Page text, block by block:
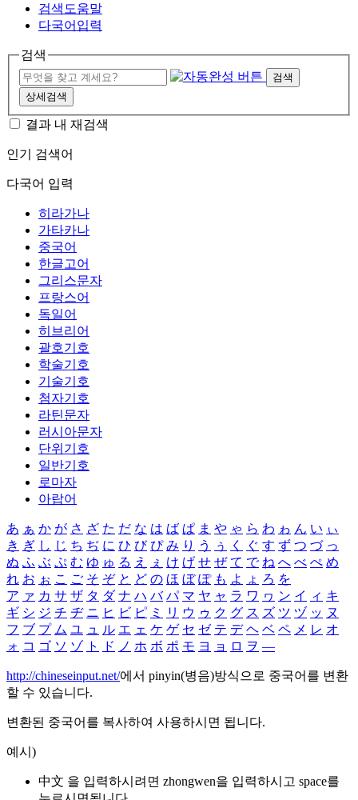
검색도움말
다국어입력
검색
검색
상세검색
결과 내 재검색
인기 검색어
다국어 입력
히라가나
가타카나
중국어
한글고어
그리스문자
프랑스어
독일어
히브리어
괄호기호
학술기호
기술기호
첨자기호
라틴문자
러시아문자
단위기호
일반기호
로마자
아랍어
あ ぁ か が さ ざ た だ な は ば ぱ ま や ゃ ら わ ゎ ん い ぃ
き ぎ し じ ち ぢ に ひ び ぴ み り う ぅ く ぐ す ず つ づ っ
ぬ ふ ぶ ぷ む ゆ ゅ る え ぇ け げ せ ぜ て で ね へ べ ぺ め
れ お ぉ こ ご そ ぞ と ど の ほ ぼ ぽ も よ ょ ろ を
ア ァ カ サ ザ タ ダ ナ ハ バ パ マ ヤ ャ ラ ワ ヮ ン イ ィ キ
ギ シ ジ チ ヂ ニ ヒ ビ ピ ミ リ ウ ゥ ク グ ス ズ ツ ヅ ッ ヌ
フ ブ プ ム ユ ュ ル エ ェ ケ ゲ セ ゼ テ デ ヘ ベ ペ メ レ オ
ォ コ ゴ ソ ゾ ト ド ノ ホ ボ ポ モ ヨ ョ ロ ヲ ―
http://chineseinput.net/에서 pinyin(병음)방식으로 중국어를 변환
할 수 있습니다.
변환된 중국어를 복사하여 사용하시면 됩니다.
예시)
中文 을 입력하시려면 zhongwen을 입력하시고 space를